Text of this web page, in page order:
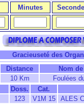
Minutes
Gracieuseté des
Distance
Nom
10 Km
Foulées
Doss.
Cat.
123 V1M 15
ALES